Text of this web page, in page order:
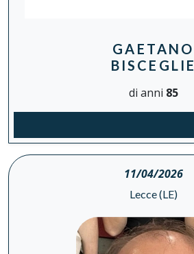
GAETANO
BISCEGLIE
di anni 85
11/04/2026
Lecce (LE)